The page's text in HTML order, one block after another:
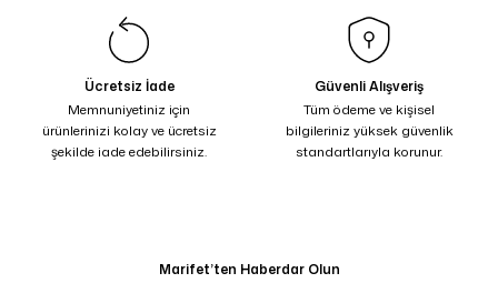
Ücretsiz İade
Memnuniyetiniz için
ürünlerinizi kolay ve ücretsiz
şekilde iade edebilirsiniz.
Güvenli Alışveriş
Tüm ödeme ve kişisel
bilgileriniz yüksek güvenlik
standartlarıyla korunur.
Marifet’ten Haberdar Olun